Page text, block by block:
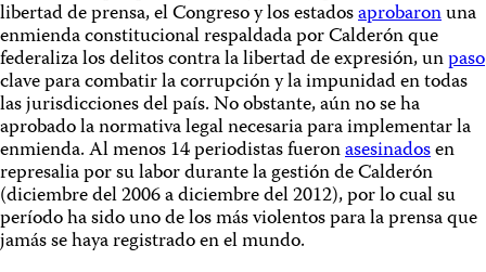
libertad de prensa, el Congreso y los estadosaprobaronuna
enmienda constitucional respaldada por Calderón que
federaliza los delitos contra la libertad de expresión, unpaso
clave para combatir la corrupción y la impunidad en todas
las jurisdicciones del país. No obstante, aún no se ha
aprobado la normativa legal necesaria para implementar la
enmienda. Al menos 14 periodistas fueronasesinadosen
represalia por su labor durante la gestión de Calderón
(diciembre del 2006 a diciembre del 2012), por lo cual su
período ha sido uno de los más violentos para la prensa que
jamás se haya registrado en el mundo.